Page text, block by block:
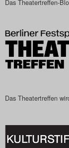
Das
Das
Das Theatertreffen-
Das Theatertreffen